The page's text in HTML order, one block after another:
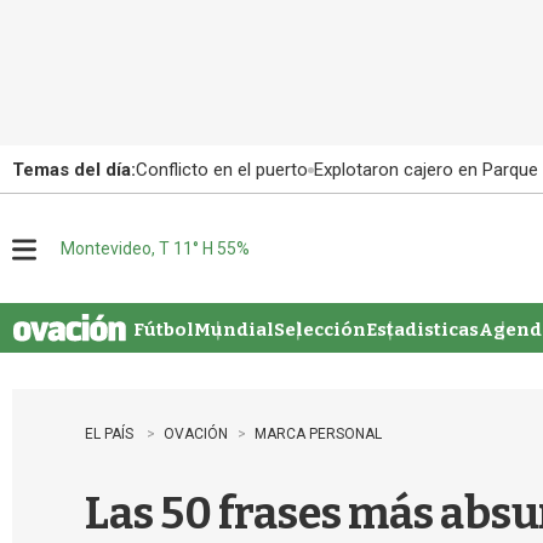
Temas del día:Conflicto en el puerto Explotaron cajero en
u
Montevideo, T 11° H 55%
FútbolMundialSelecciónEstadisticas
EL PAÍS OVACIÓN MARCA PERSONAL
Las 50 frases más